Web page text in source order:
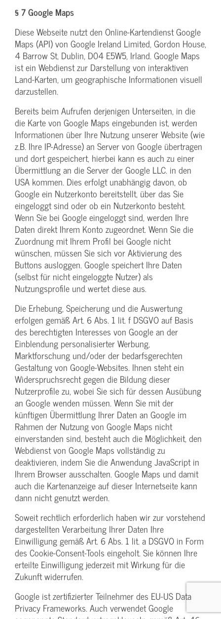
§ 7 Google Maps
Diese Webseite nutzt den Online-Kartendienst Google
Maps (API) von Google Ireland Limited, Gordon House,
4 Barrow St, Dublin, D04 E5W5, Irland. Google Maps
ist ein Webdienst zur Darstellung von interaktiven
Land-Karten, um geographische Informationen visuell
darzustellen.
Bereits beim Aufrufen derjenigen Unterseiten, in die
die Karte von Google Maps eingebunden ist, werden
Informationen über Ihre Nutzung unserer Website (wie
z.B. Ihre IP-Adresse) an Server von Google übertragen
und dort gespeichert, hierbei kann es auch zu einer
Übermittlung an die Server der Google LLC. in den
USA kommen. Dies erfolgt unabhängig davon, ob
Google ein Nutzerkonto bereitstellt, über das Sie
eingeloggt sind oder ob ein Nutzerkonto besteht.
Wenn Sie bei Google eingeloggt sind, werden Ihre
Daten direkt Ihrem Konto zugeordnet. Wenn Sie die
Zuordnung mit Ihrem Profil bei Google nicht
wünschen, müssen Sie sich vor Aktivierung des
Buttons ausloggen. Google speichert Ihre Daten
(selbst für nicht eingeloggte Nutzer) als
Nutzungsprofile und wertet diese aus.
Die Erhebung, Speicherung und die Auswertung
erfolgen gemäß Art. 6 Abs. 1 lit. f DSGVO auf Basis
des berechtigten Interesses von Google an der
Einblendung personalisierter Werbung,
Marktforschung und/oder der bedarfsgerechten
Gestaltung von Google-Websites. Ihnen steht ein
Widerspruchsrecht gegen die Bildung dieser
Nutzerprofile zu, wobei Sie sich für dessen Ausübung
an Google wenden müssen. Wenn Sie mit der
künftigen Übermittlung Ihrer Daten an Google im
Rahmen der Nutzung von Google Maps nicht
einverstanden sind, besteht auch die Möglichkeit, den
Webdienst von Google Maps vollständig zu
deaktivieren, indem Sie die Anwendung JavaScript in
Ihrem Browser ausschalten. Google Maps und damit
auch die Kartenanzeige auf dieser Internetseite kann
dann nicht genutzt werden.
Soweit rechtlich erforderlich haben wir zur vorstehend
dargestellten Verarbeitung Ihrer Daten Ihre
Einwilligung gemäß Art. 6 Abs. 1 lit. a DSGVO in Form
des Cookie-Consent-Tools eingeholt. Sie können Ihre
erteilte Einwilligung jederzeit mit Wirkung für die
Zukunft widerrufen.
Google ist zertifizierter Teilnehmer des EU-US Data
Privacy Frameworks. Auch verwendet Google